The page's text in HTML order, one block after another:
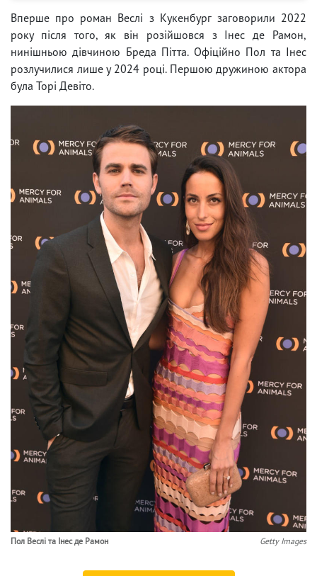
Вперше про роман Веслі з Кукенбург заговорили 2022
року після того, як він розійшовся з Інес де Рамон,
нинішньою дівчиною Бреда Пітта. Офіційно Пол та Інес
розлучилися лише у 2024 році. Першою дружиною актора
була Торі Девіто.
Пол Веслі та Інес де Рамон Getty Images